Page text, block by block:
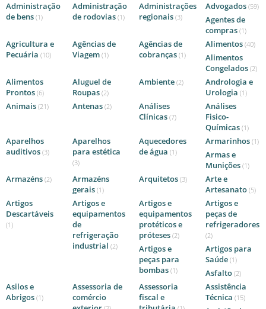
Administração
de bens (1)
Administração
de rodovias (1)
Administrações
regionais (3)
Advogados (59)
Agentes de
compras (1)
Agricultura e
Pecuária (10)
Agências de
Viagem (1)
Agências de
cobranças (1)
Alimentos (40)
Alimentos
Congelados (2)
Alimentos
Prontos (6)
Aluguel de
Roupas (2)
Ambiente (2)
Andrologia e
Urologia (1)
Animais (21) Antenas (2)
Análises
Clínicas (7)
Análises
Fisico-
Químicas (1)
Aparelhos
auditivos (3)
Aparelhos
para estética
(3)
Aquecedores
de água (1)
Armarinhos (1)
Armas e
Munições (1)
Armazéns (2)
Armazéns
gerais (1)
Arquitetos (3)
Arte e
Artesanato (5)
Artigos
Descartáveis
(1)
Artigos e
equipamentos
de
refrigeração
industrial (2)
Artigos e
equipamentos
protéticos e
próteses (2)
Artigos e
peças de
refrigeradores
(2)
Artigos e
peças para
bombas (1)
Artigos para
Saúde (1)
Asfalto (2)
Asilos e
Abrigos (1)
Assessoria de
comércio
Assessoria
fiscal e
Assistência
Técnica (15)